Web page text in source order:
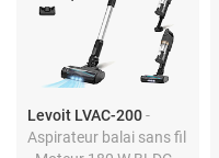
Levoit LVAC-200-
Aspirateur balai sans fil